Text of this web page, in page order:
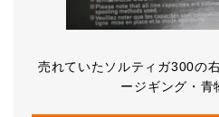
売れていたソルティガ300の
ージギング・青